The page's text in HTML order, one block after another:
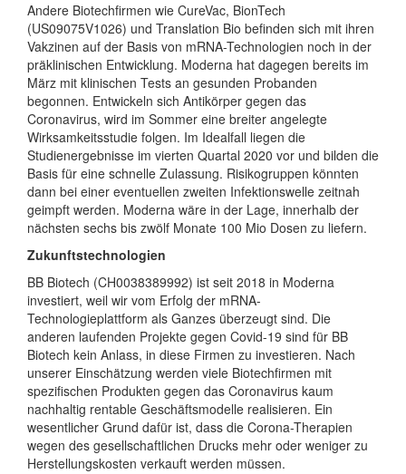
Andere Biotechfirmen wie CureVac, BionTech
(US09075V1026) und Translation Bio befinden sich mit ihren
Vakzinen auf der Basis von mRNA-Technologien noch in der
präklinischen Entwicklung. Moderna hat dagegen bereits im
März mit klinischen Tests an gesunden Probanden
begonnen. Entwickeln sich Antikörper gegen das
Coronavirus, wird im Sommer eine breiter angelegte
Wirksamkeitsstudie folgen. Im Idealfall liegen die
Studienergebnisse im vierten Quartal 2020 vor und bilden die
Basis für eine schnelle Zulassung. Risikogruppen könnten
dann bei einer eventuellen zweiten Infektionswelle zeitnah
geimpft werden. Moderna wäre in der Lage, innerhalb der
nächsten sechs bis zwölf Monate 100 Mio Dosen zu liefern.
Zukunftstechnologien
BB Biotech (CH0038389992) ist seit 2018 in Moderna
investiert, weil wir vom Erfolg der mRNA-
Technologieplattform als Ganzes überzeugt sind. Die
anderen laufenden Projekte gegen Covid-19 sind für BB
Biotech kein Anlass, in diese Firmen zu investieren. Nach
unserer Einschätzung werden viele Biotechfirmen mit
spezifischen Produkten gegen das Coronavirus kaum
nachhaltig rentable Geschäftsmodelle realisieren. Ein
wesentlicher Grund dafür ist, dass die Corona-Therapien
wegen des gesellschaftlichen Drucks mehr oder weniger zu
Herstellungskosten verkauft werden müssen.